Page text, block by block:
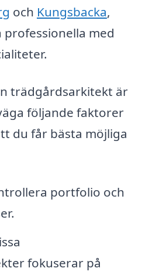
och Kungsbacka,
med
trädgårdsarkitekt är
följande faktorer
du får bästa möjliga
portfolio och
fokuserar på